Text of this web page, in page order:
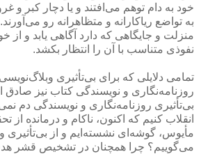
خود به دام توهم می‌افتند و یا دچار كبر و
به تواضع ریاكارانه و متظاهرانه رو
منزلت و جایگاهی كه دارد آگاهی یابد و از
نفوذی متناسب با آن را انتظار بكشد.
تمامی دلایلی كه برای بی‌تأثیری
روزنامه‌نگاری و نویسندگی كتاب نیز
بی‌تأثیری روزنامه‌نگاری و نویسندگی دم
انقلاب كنیم كه اكنون، ناكام و درمانده از
مأیوس، گوشه‌ای نشسته‌ایم و از
می‌گوییم؟ چرا همچنان در تشخیص قشر هدف